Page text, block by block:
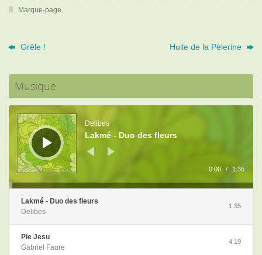
Marque-page.
Grêle ! Huile de la Pèlerine
Musique
Lecteur
audio
Delibes
Lakmé - Duo des fleurs
0:00 / 1:35
Lakmé - Duo des fleurs
Delibes
1:35
Pie Jesu
Gabriel Faure
4:19